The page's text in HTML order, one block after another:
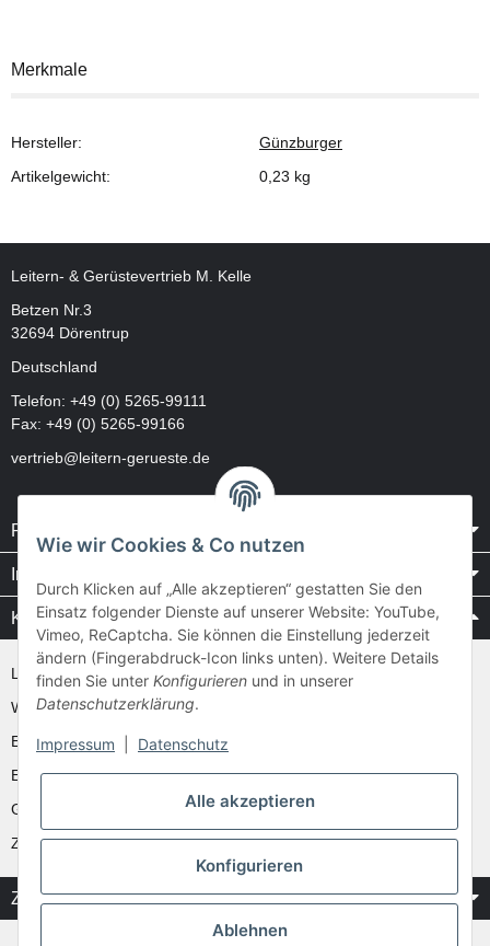
Merkmale
Hersteller:
Günzburger
Artikelgewicht:
0,23 kg
Leitern- & Gerüstevertrieb M. Kelle
Betzen Nr.3
32694 Dörentrup
Deutschland
Telefon: +49 (0) 5265-99111
Fax: +49 (0) 5265-99166
vertrieb@leitern-gerueste.de
Rechtliches
Informationen
Kataloge / Videos
Layher Videos und Downloads
WAKÜ
Ernst
Euroline
Günzburger
Zarges
Zahlung & Versand
* Alle Preise inkl. gesetzlicher USt.
Wie wir Cookies & Co nutzen
Durch Klicken auf „Alle akzeptieren“ gestatten Sie den
Einsatz folgender Dienste auf unserer Website: YouTube,
Vimeo, ReCaptcha. Sie können die Einstellung jederzeit
ändern (Fingerabdruck-Icon links unten). Weitere Details
finden Sie unter Konfigurieren und in unserer
Datenschutzerklärung.
Impressum Datenschutz
Alle akzeptieren
Konfigurieren
Ablehnen